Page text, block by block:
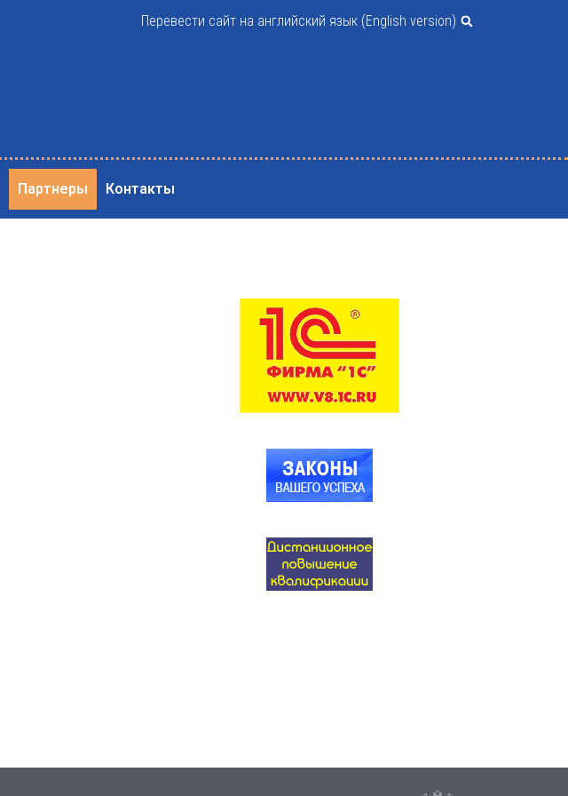
Перевести сайт на английский язык (English version)
Партнеры Контакты